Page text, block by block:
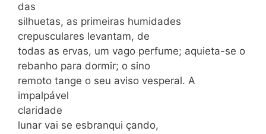
das
silhuetas, as primeiras humidades
crepusculares levantam, de
todas as ervas, um vago perfume; aquieta-se o
rebanho para dormir; o sino
remoto tange o seu aviso vesperal. A
impalpável
claridade
lunar vai se esbranqui çando,